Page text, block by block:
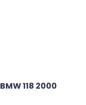
BMW 118 2000